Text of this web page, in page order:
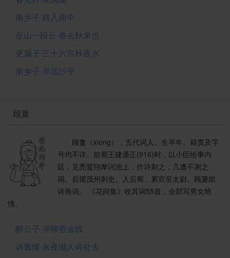
南乡子·路入南中
巫山一段云·春去秋来也
更漏子·三十六宫秋夜水
南乡子·岸远沙平
顾夐
顾敻（xiong），五代词人。生卒年、籍贯及字
号均不详。前蜀王建通正(916)时，以小臣给事内
廷，见秃鹫翔摩诃池上，作诗刺之，几遭不测之
祸。后擢茂州刺史。入后蜀，累官至太尉。顾夐能
诗善词。 《花间集》收其词55首，全部写男女艳
情。
醉公子·岸柳垂金线
诉衷情·永夜抛人何处去